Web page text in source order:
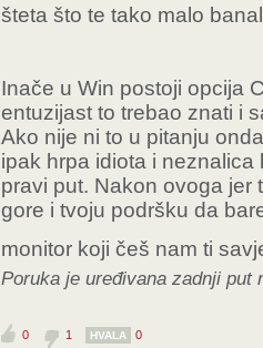
šteta što te tako malo
Inače u Win postoji opcija
entuzijast to trebao znati i
Ako nije ni to u pitanju
ipak hrpa idiota i
pravi put. Nakon ovoga jer
gore i tvoju podršku da
monitor koji češ nam ti
Poruka je uređivana zadnji put
0 1 HVALA 0